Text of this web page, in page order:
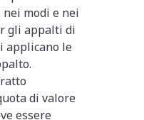
modi e nei
gli appalti di
applicano le
di valore
essere